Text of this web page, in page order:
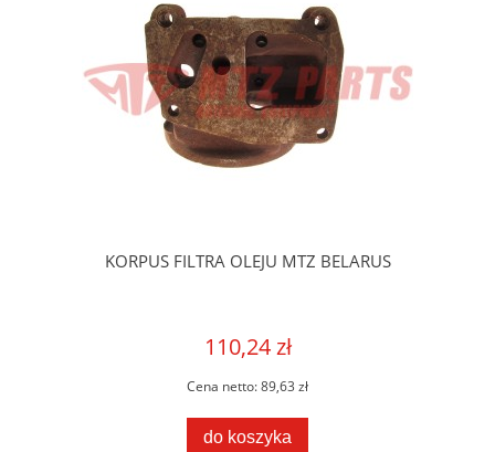
KORPUS FILTRA OLEJU MTZ BELARUS
110,24 zł
Cena netto:89,63 zł
do koszyka